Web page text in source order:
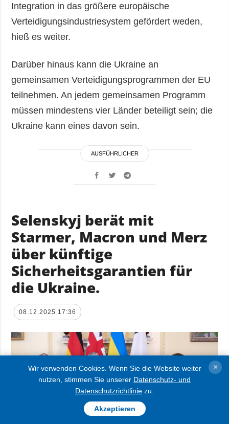
Integration in das größere europäische
Verteidigungsindustriesystem gefördert weden,
hieß es weiter.
Darüber hinaus kann die Ukraine an
gemeinsamen Verteidigungsprogrammen der EU
teilnehmen. An jedem gemeinsamen Programm
müssen mindestens vier Länder beteiligt sein; die
Ukraine kann eines davon sein.
AUSFÜHRLICHER
Selenskyj berät mit
Starmer, Macron und Merz
über künftige
Sicherheitsgarantien für
die Ukraine.
08.12.2025 17:36
Wir verwenden Cookies. Wenn Sie die Website weiter
nutzen, stimmen Sie unserer Datenschutz- und
Datenschutzrichtlinie zu.
Akzeptieren
×